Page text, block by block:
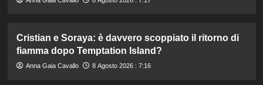
Cristian e Soraya: è davvero scoppiato il ritorno di
fiamma dopo Temptation Island?
Anna Gaia Cavallo 8 Agosto 2026 : 7:16